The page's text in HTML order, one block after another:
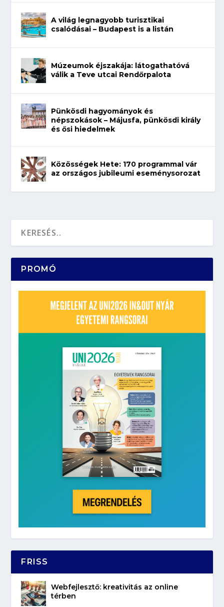
A világ legnagyobb turisztikai
csalódásai – Budapest is a listán
Múzeumok éjszakája: látogathatóvá
válik a Teve utcai Rendőrpalota
Pünkösdi hagyományok és
népszokások – Májusfa, pünkösdi király
és ősi hiedelmek
Közösségek Hete: 170 programmal vár
az országos jubileumi eseménysorozat
PROMÓ
FRISS
Webfejlesztő: kreativitás az online
térben